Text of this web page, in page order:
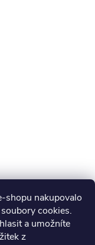
shopu nakupovalo
cookies.
a umožníte
z